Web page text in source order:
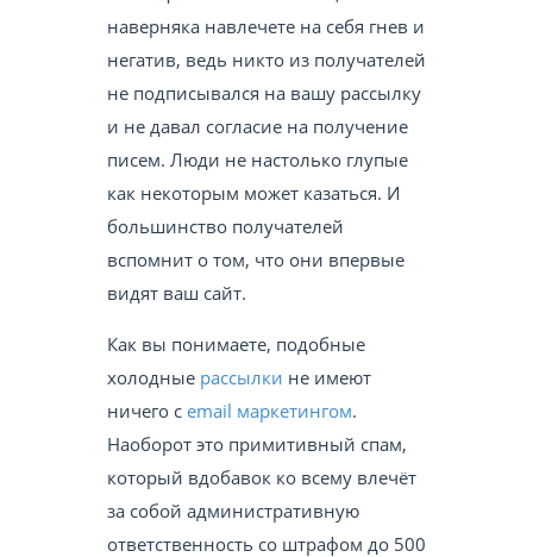
наверняка навлечете на себя гнев и
негатив, ведь никто из получателей
не подписывался на вашу рассылку
и не давал согласие на получение
писем. Люди не настолько глупые
как некоторым может казаться. И
большинство получателей
вспомнит о том, что они впервые
видят ваш сайт.
Как вы понимаете, подобные
холодные рассылки не имеют
ничего с email маркетингом.
Наоборот это примитивный спам,
который вдобавок ко всему влечёт
за собой административную
ответственность со штрафом до 500